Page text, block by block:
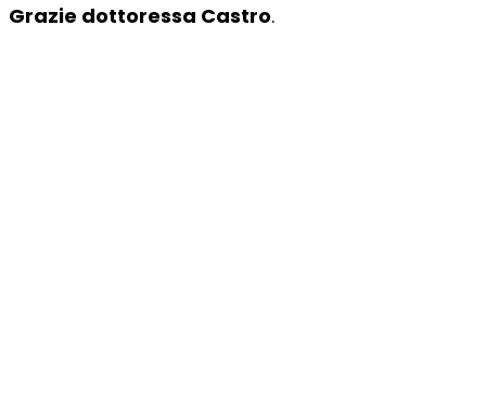
Grazie dottoressa Castro.